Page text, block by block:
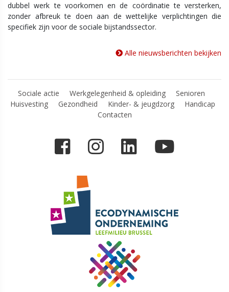
dubbel werk te voorkomen en de coördinatie te versterken,
zonder afbreuk te doen aan de wettelijke verplichtingen die
specifiek zijn voor de sociale bijstandssector.
Alle nieuwsberichten bekijken
Sociale actie Werkgelegenheid & opleiding
Senioren
Huisvesting
Gezondheid Kinder- & jeugdzorg
Handicap
Contacten